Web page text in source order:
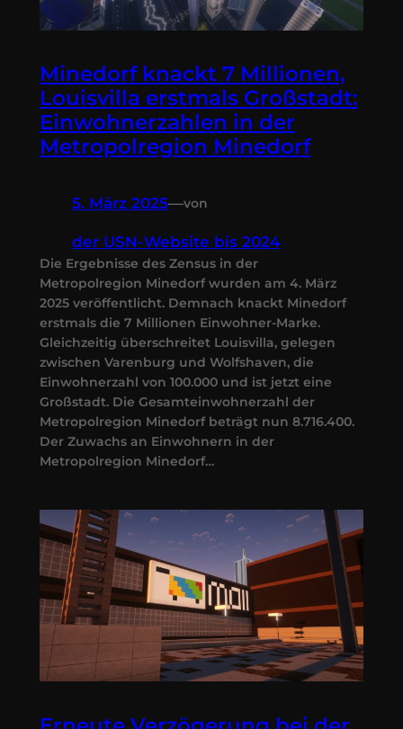
Minedorf knackt 7 Millionen,
Louisvilla erstmals Großstadt:
Einwohnerzahlen in der
Metropolregion Minedorf
5. März 2025—von
der USN-Website bis 2024
Die Ergebnisse des Zensus in der
Metropolregion Minedorf wurden am 4. März
2025 veröffentlicht. Demnach knackt Minedorf
erstmals die 7 Millionen Einwohner-Marke.
Gleichzeitig überschreitet Louisvilla, gelegen
zwischen Varenburg und Wolfshaven, die
Einwohnerzahl von 100.000 und ist jetzt eine
Großstadt. Die Gesamteinwohnerzahl der
Metropolregion Minedorf beträgt nun 8.716.400.
Der Zuwachs an Einwohnern in der
Metropolregion Minedorf…